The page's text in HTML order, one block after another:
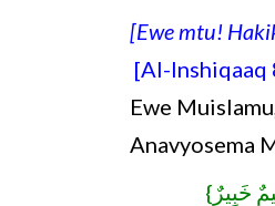
[Ewe mtu!
[Al-Inshiqaaq
Ewe
Anavyosema
خَبِيرٌ}